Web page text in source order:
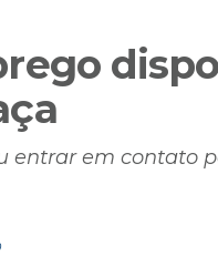
entrar em contato